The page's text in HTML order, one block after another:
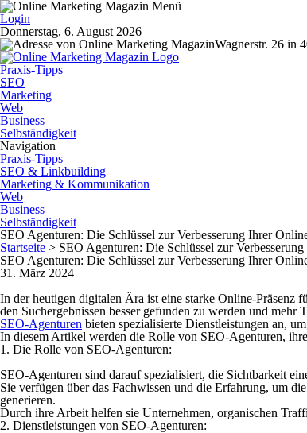
Login
Donnerstag, 6. August 2026
Wagnerstr. 26 in
Praxis-Tipps
SEO
Marketing
Web
Business
Selbständigkeit
Navigation
Praxis-Tipps
SEO & Linkbuilding
Marketing & Kommunikation
Web
Business
Selbständigkeit
SEO Agenturen: Die Schlüssel zur Verbesserung Ihrer
Startseite > SEO Agenturen: Die Schlüssel zur
SEO Agenturen: Die Schlüssel zur Verbesserung Ihrer
31. März 2024
In der heutigen digitalen Ära ist eine starke Online-Präsenz
den Suchergebnissen besser gefunden zu werden und mehr
SEO-Agenturen bieten spezialisierte Dienstleistungen an,
In diesem Artikel werden die Rolle von SEO-Agenturen,
1. Die Rolle von SEO-Agenturen:
SEO-Agenturen sind darauf spezialisiert, die Sichtbarkeit
Sie verfügen über das Fachwissen und die Erfahrung, um
generieren.
Durch ihre Arbeit helfen sie Unternehmen, organischen
2. Dienstleistungen von SEO-Agenturen: